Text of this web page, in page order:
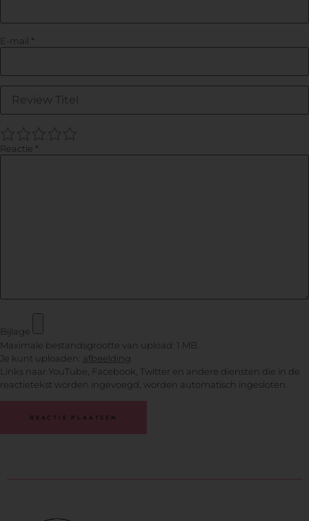
E-mail *
5
4
3
2
Reactie *
Bijlage
Maximale bestandsgrootte van upload: 1 MB.
Je kunt uploaden: afbeelding
Links naar YouTube, Facebook, Twitter en andere diensten die in de
reactietekst worden ingevoegd, worden automatisch ingesloten.